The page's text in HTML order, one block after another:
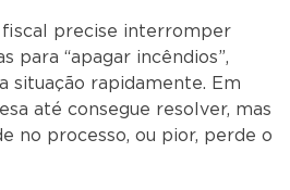
precise interromper
para “apagar incêndios”,
situação rapidamente. Em
até consegue resolver, mas
no processo, ou pior, perde o